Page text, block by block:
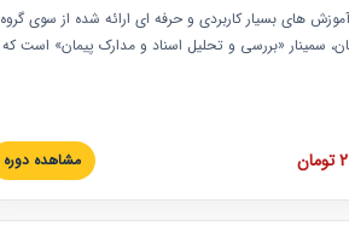
های بسیار کاربردی و حرفه‏ ای ارائه شده از سوی گروه
سمینار «بررسی و تحلیل اسناد و مدارک پیمان» است که
این خصوص ارائه شده است.
مشاهده دوره